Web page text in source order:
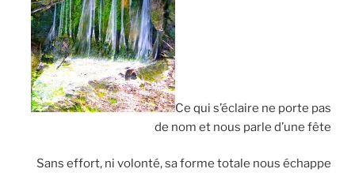
Ce qui s’éclaire ne porte pas
de nom et nous parle d’une fête
Sans effort, ni volonté, sa forme totale nous échappe